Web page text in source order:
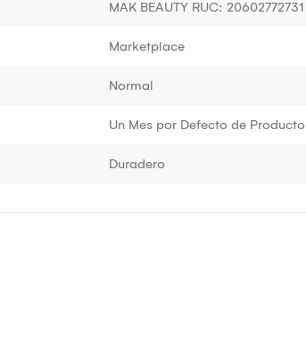
MAK BEAUTY RUC: 20602772731
Marketplace
Normal
Un Mes por Defecto de Producto
Duradero